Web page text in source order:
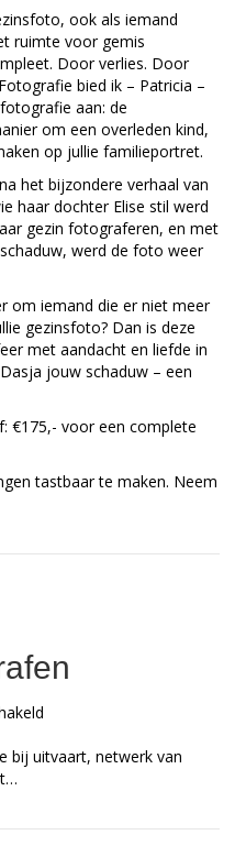
ontbreekt
er
altijd
iemand
!
Jouw
gezinsfoto,
met
ruimte
voor
gemis
ook als iemand
ruimte voor gemis
Door verlies. Door
bied ik – Patricia –
aan: de
om een overleden kind,
op jullie familieportret.
het bijzondere verhaal van
haar dochter Elise stil werd
gezin fotograferen, en met
werd de foto weer
om iemand die er niet meer
gezinsfoto? Dan is deze
met aandacht en liefde in
jouw schaduw – een
€175,- voor een complete
tastbaar te maken. Neem
er altijd iemand !
van
bij uitvaart, netwerk van